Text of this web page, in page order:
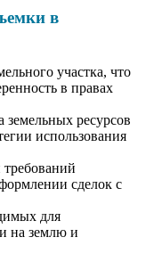
в
участка, что
в правах
земельных ресурсов
использования
требований
сделок с
для
на землю и